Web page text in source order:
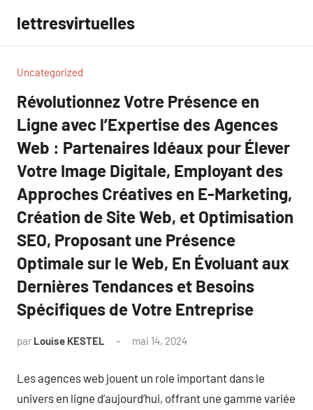
contenu
lettresvirtuelles
Uncategorized
Révolutionnez Votre Présence en
Ligne avec l’Expertise des Agences
Web : Partenaires Idéaux pour Élever
Votre Image Digitale, Employant des
Approches Créatives en E-Marketing,
Création de Site Web, et Optimisation
SEO, Proposant une Présence
Optimale sur le Web, En Évoluant aux
Dernières Tendances et Besoins
Spécifiques de Votre Entreprise
par Louise KESTEL mai 14, 2024
Les agences web jouent un role important dans le
univers en ligne d’aujourd’hui, offrant une gamme variée